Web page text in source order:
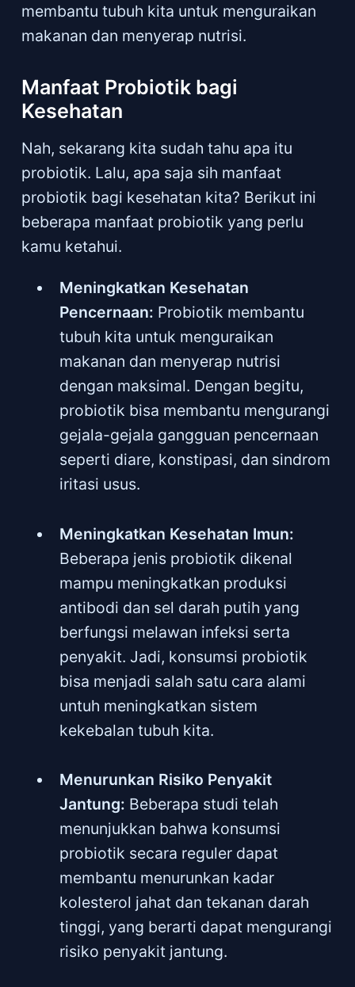
membantu tubuh kita untuk menguraikan
makanan dan menyerap nutrisi.
Manfaat Probiotik bagi
Kesehatan
Nah, sekarang kita sudah tahu apa itu
probiotik. Lalu, apa saja sih manfaat
probiotik bagi kesehatan kita? Berikut ini
beberapa manfaat probiotik yang perlu
kamu ketahui.
Meningkatkan Kesehatan
Pencernaan: Probiotik membantu
tubuh kita untuk menguraikan
makanan dan menyerap nutrisi
dengan maksimal. Dengan begitu,
probiotik bisa membantu mengurangi
gejala-gejala gangguan pencernaan
seperti diare, konstipasi, dan sindrom
iritasi usus.
Meningkatkan Kesehatan Imun:
Beberapa jenis probiotik dikenal
mampu meningkatkan produksi
antibodi dan sel darah putih yang
berfungsi melawan infeksi serta
penyakit. Jadi, konsumsi probiotik
bisa menjadi salah satu cara alami
untuh meningkatkan sistem
kekebalan tubuh kita.
Menurunkan Risiko Penyakit
Jantung: Beberapa studi telah
menunjukkan bahwa konsumsi
probiotik secara reguler dapat
membantu menurunkan kadar
kolesterol jahat dan tekanan darah
tinggi, yang berarti dapat mengurangi
risiko penyakit jantung.